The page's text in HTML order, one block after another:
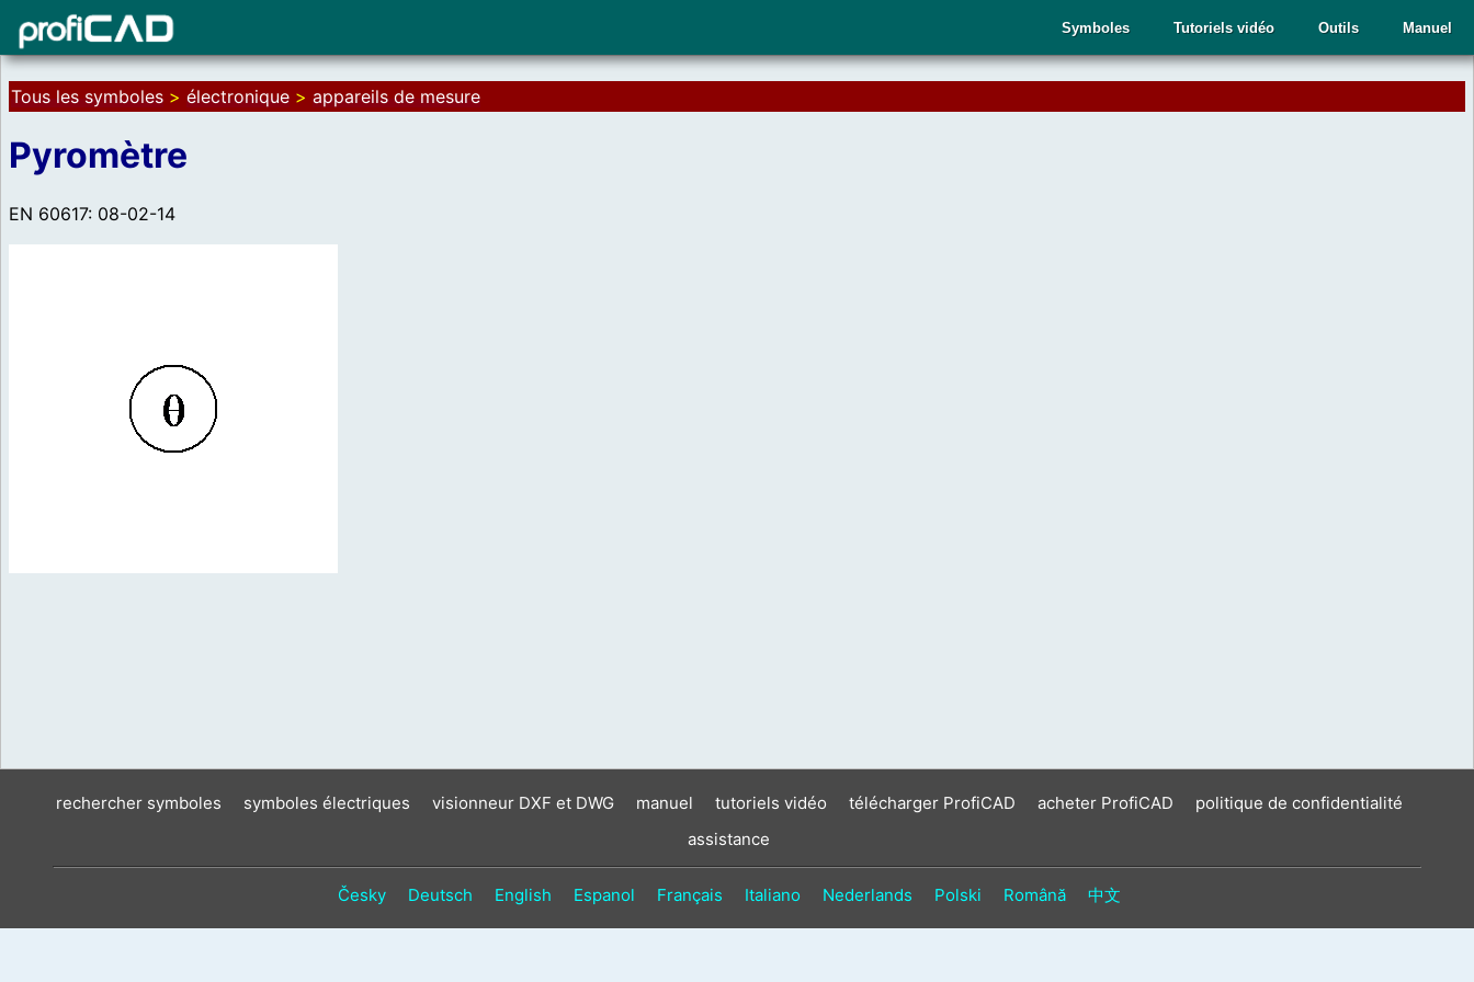
Manuel
Outils
Tutoriels vidéo
Symboles
Tous les symboles > électronique > appareils de mesure
Pyromètre
EN 60617: 08-02-14
rechercher symboles symboles électriques visionneur DXF et DWG manuel tutoriels vidéo télécharger ProfiCAD acheter ProfiCAD
politique de confidentialité
assistance
Česky Deutsch English Espanol Français Italiano Nederlands Polski Română 中文